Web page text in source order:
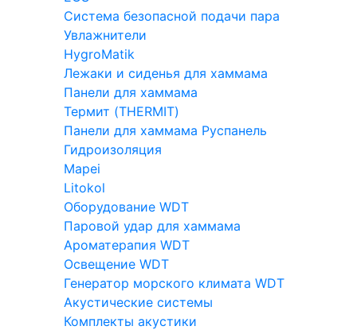
Система безопасной подачи пара
Увлажнители
HygroMatik
Лежаки и сиденья для хаммама
Панели для хаммама
Термит (THERMIT)
Панели для хаммама Руспанель
Гидроизоляция
Mapei
Litokol
Оборудование WDT
Паровой удар для хаммама
Ароматерапия WDT
Освещение WDT
Генератор морского климата WDT
Акустические системы
Комплекты акустики